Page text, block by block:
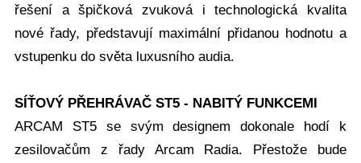
řešení a špičková zvuková i technologická kvalita
nové řady, představují maximální přidanou hodnotu a
vstupenku do světa luxusního audia.
SÍŤOVÝ PŘEHRÁVAČ ST5 - NABITÝ FUNKCEMI
ARCAM ST5 se svým designem dokonale hodí k
zesilovačům z řady Arcam Radia. Přestože bude